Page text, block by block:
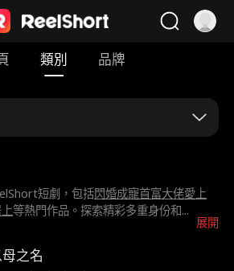
類別 品牌
展開
短劇，包括閃婚成寵首富大佬愛上
等熱門作品。探索精彩多重身份和...
之名